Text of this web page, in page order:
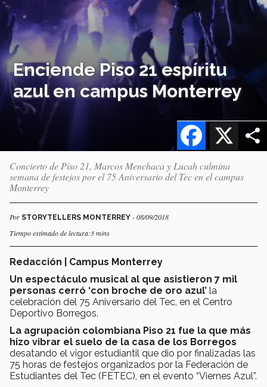
Enciende Piso 21 espíritu
azul en campus Monterrey
X
Facebook
Concierto de Piso 21, Marcos Menchaca y Lucah culmina
semana de festejos por el 75 Aniversario del Tec en el campus
Monterrey
Por STORYTELLERS MONTERREY - 08/09/2018
Tiempo estimado de lectura:3 mins
Redacción | Campus Monterrey
Un espectáculo musical al que asistieron 7 mil
personas cerró ‘con broche de oro azul’ la
celebración del 75 Aniversario del Tec, en el Centro
Deportivo Borregos.
La agrupación colombiana Piso 21 fue la que más
hizo vibrar el suelo de la casa de los Borregos
desatando el vigor estudiantil que dio por finalizadas las
75 horas de festejos organizados por la Federación de
Estudiantes del Tec (FETEC), en el evento “Viernes Azul”.